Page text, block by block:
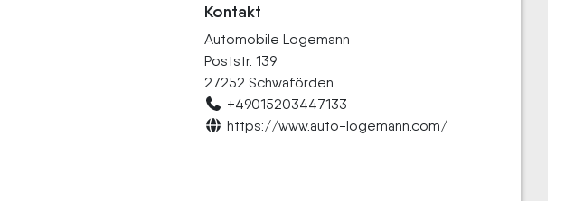
Kontakt
Automobile Logemann
Poststr. 139
27252 Schwaförden
+49015203447133
https://www.auto-logemann.com/